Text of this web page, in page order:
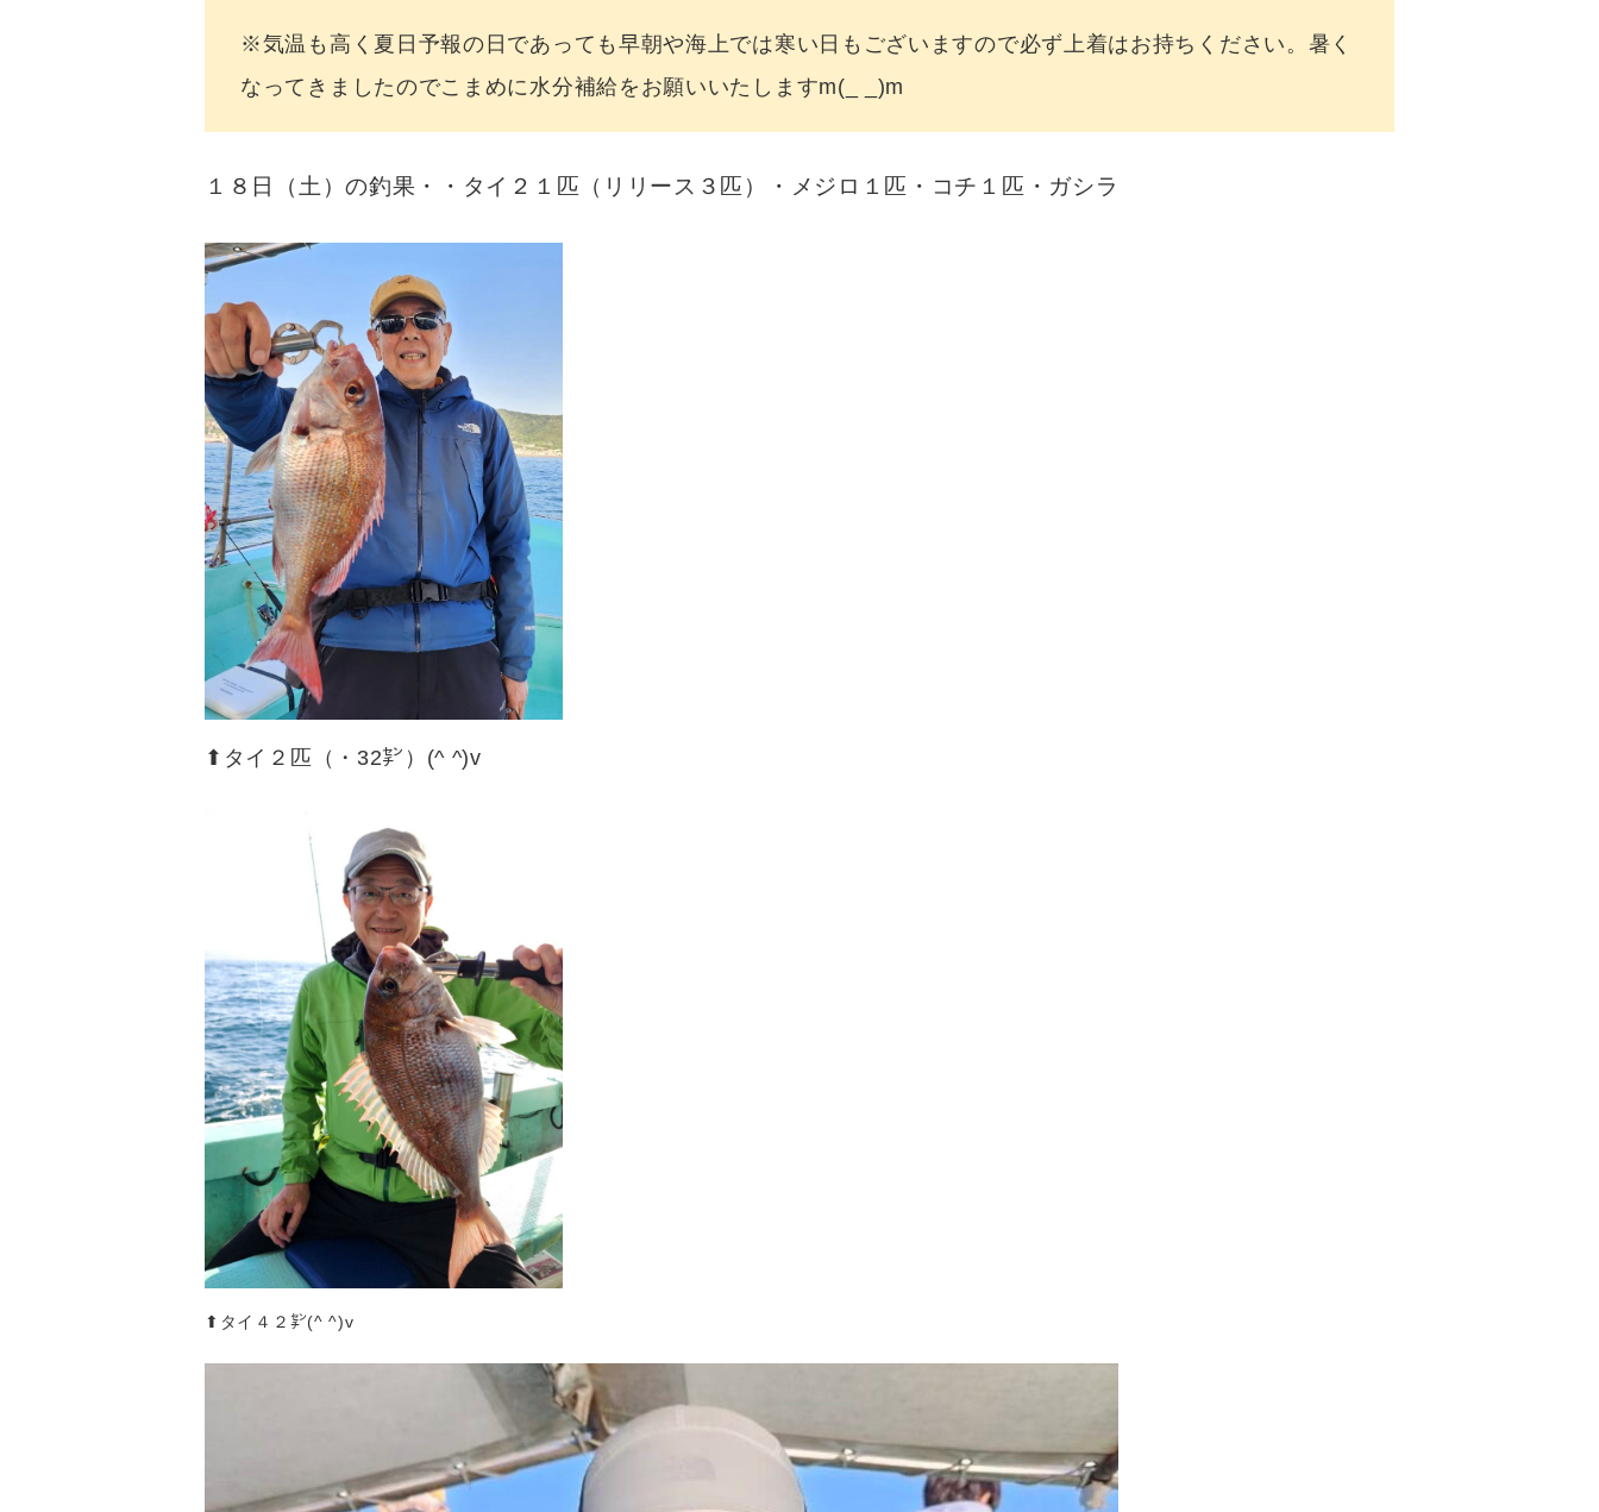
※気温も高く夏日予報の日であっても早朝や海上では寒い日もございますので必ず上着はお持ちください。暑く
なってきましたのでこまめに水分補給をお願いいたしますm(_ _)m
１８日（土）の釣果・・タイ２１匹（リリース３匹）・メジロ１匹・コチ１匹・ガシラ
⬆︎タイ２匹（・32㌢）(^ ^)v
⬆︎タイ４２㌢(^ ^)v